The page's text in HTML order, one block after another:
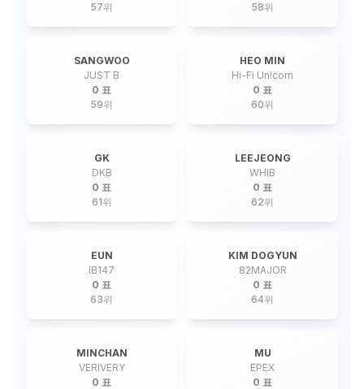
57위
58위
SANGWOO
JUST B
0 표
59위
HEO MIN
Hi-Fi Un!corn
0 표
60위
GK
DKB
0 표
61위
LEEJEONG
WHIB
0 표
62위
EUN
IB147
0 표
63위
KIM DOGYUN
82MAJOR
0 표
64위
MINCHAN
VERIVERY
0 표
MU
EPEX
0 표